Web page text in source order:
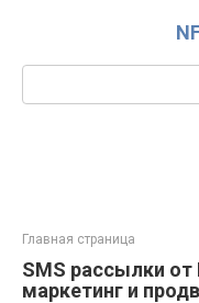
Поиск:
Главная страница
SMS рассылки
маркетинг и